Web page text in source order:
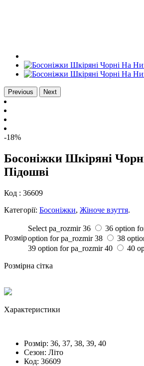
Previous Next
-18%
Босоніжки Шкіряні
Підошві
Код : 36609
Категорії: Босоніжки, Жіноче взуття.
Розмiр
Select pa_rozmir 36 36 option
option for pa_rozmir 38 38
39 option for pa_rozmir 40 40
Розмірна сітка
Характеристики
Розмiр: 36, 37, 38, 39, 40
Сезон: Літо
Код: 36609